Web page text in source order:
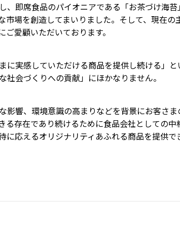
即席食品のパイオニアである「お茶づけ海
場を創造してまいりました。そして、現在の
愛顧いただいております。
実感していただける商品を提供し続ける」
会づくりへの貢献」にほかなりません。
響、環境意識の高まりなどを背景にお客さま
存在であり続けるために食品会社としての中
応えるオリジナリティあふれる商品を提供